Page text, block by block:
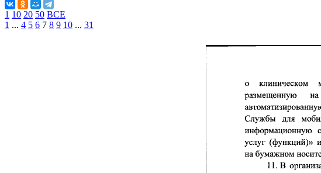
1 10 20 50 ВСЕ
1 ... 4 5 6 7 8 9 10 ... 31